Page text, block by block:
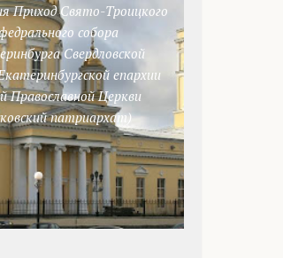
Приход Свято-Троицкого
собора
Свердловской
епархии
Православной Церкви
патриархат)